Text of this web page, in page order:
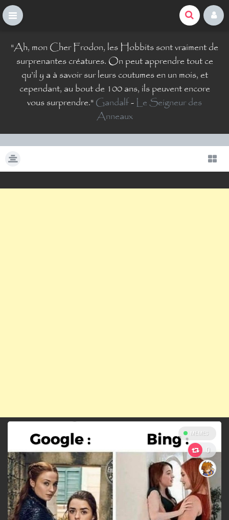
t
"Ah, mon Cher Frodon, les Hobbits sont vraiment de
surprenantes créatures. On peut apprendre tout ce
qu’il y a à savoir sur leurs coutumes en un mois, et
cependant, au bout de 100 ans, ils peuvent encore
vous surprendre." Gandalf-Le Seigneur des
Anneaux
MEMES
0